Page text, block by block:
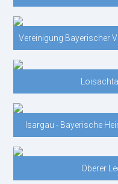
Vereinigung Bayerischer
Isargau - Bayerische
Oberer